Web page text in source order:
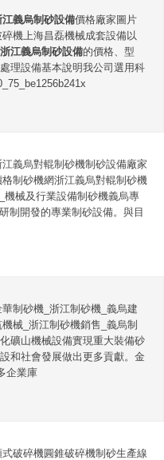
江義烏制砂設備價格廠家圖片
碎機上海昌磊機械成套設備以
浙江義烏制砂設備的價格、型
理設備基本說明我公司選用科
江義烏對輥制砂機制砂設備廠家
格制砂機網浙江義烏對輥制砂機
械及行業設備制砂機義烏專
制開發的專業制砂設備。與目
華制砂機_浙江制砂機_義烏建
機械_浙江制砂機銷售_義烏制
礦山機械設備實現重大裝備砂
和社會發展做出更多貢獻。金
企業庫
式破碎機圓錐破碎機制砂生產線